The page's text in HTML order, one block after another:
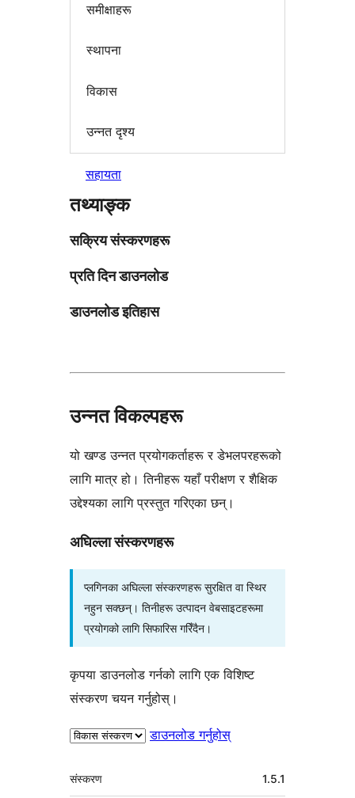
समीक्षाहरू
स्थापना
विकास
उन्नत दृश्य
सहायता
तथ्याङ्क
सक्रिय संस्करणहरू
प्रति दिन डाउनलोड
डाउनलोड इतिहास
उन्नत विकल्पहरू
यो खण्ड उन्नत प्रयोगकर्ताहरू र डेभलपरहरूको
लागि मात्र हो। तिनीहरू यहाँ परीक्षण र शैक्षिक
उद्देश्यका लागि प्रस्तुत गरिएका छन्।
अघिल्ला संस्करणहरू
प्लगिनका अघिल्ला संस्करणहरू सुरक्षित वा स्थिर
नहुन सक्छन्। तिनीहरू उत्पादन वेबसाइटहरूमा
प्रयोगको लागि सिफारिस गरिँदैन।
कृपया डाउनलोड गर्नको लागि एक विशिष्ट
संस्करण चयन गर्नुहोस्।
डाउनलोड गर्नुहोस्
मेटा
संस्करण 1.5.1